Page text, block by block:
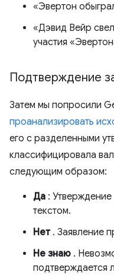
«Эвертон
«Дэвид Вейр
участия
Подтверждение
Затем мы попросили
проанализировать
его с разделенными
классифицировала
следующим образом:
Да :
текстом.
Нет. Заявление
Не знаю .
подтверждается